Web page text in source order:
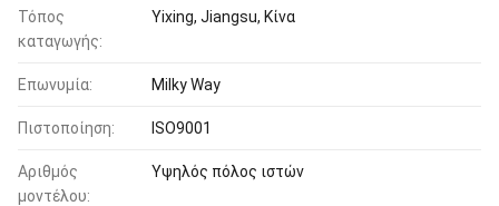
Τόπος
καταγωγής:
Yixing, Jiangsu, Κίνα
Επωνυμία: Milky Way
Πιστοποίηση: ISO9001
Αριθμός
μοντέλου:
Υψηλός πόλος ιστών